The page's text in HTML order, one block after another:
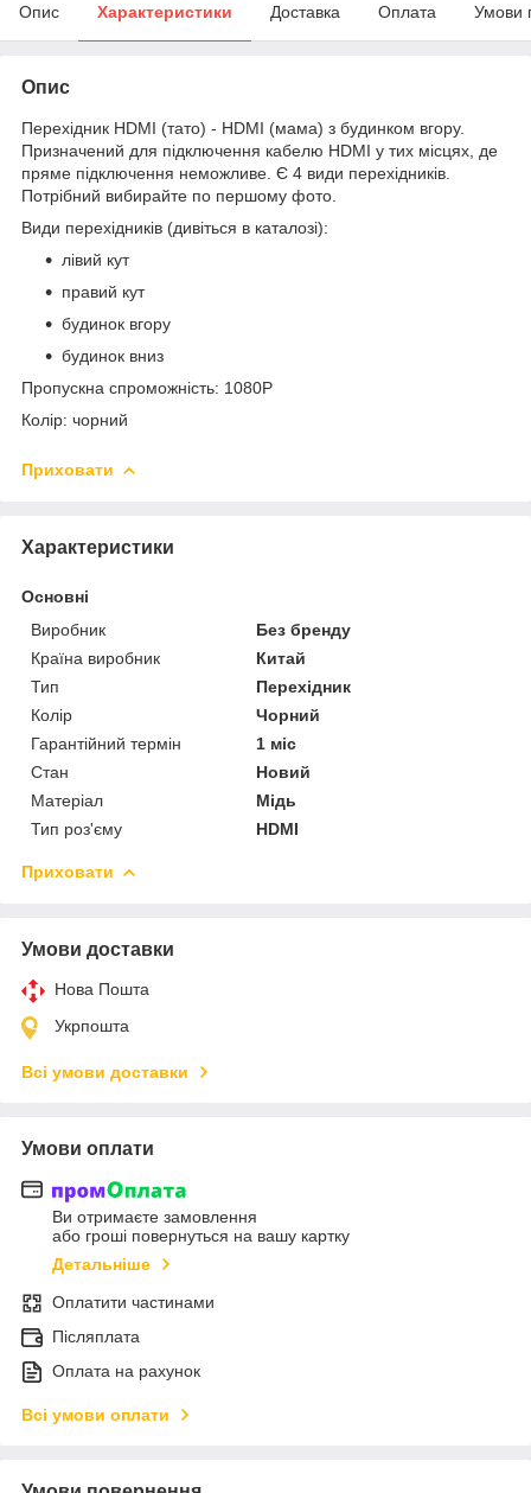
Опис Характеристики Доставка Оплата Умови
Опис
Перехідник HDMI (тато) - HDMI (мама) з будинком вгору.
Призначений для підключення кабелю HDMI у тих місцях, де
пряме підключення неможливе. Є 4 види перехідників.
Потрібний вибирайте по першому фото.
Види перехідників (дивіться в каталозі):
лівий кут
правий кут
будинок вгору
будинок вниз
Пропускна спроможність: 1080P
Колір: чорний
Приховати
Характеристики
Основні
Виробник
Без бренду
Країна виробник
Китай
Тип
Перехідник
Колір
Чорний
Гарантійний термін
1 міс
Стан
Новий
Матеріал
Мідь
Тип роз'єму
HDMI
Приховати
Умови доставки
Нова Пошта
Укрпошта
Всі умови доставки
Умови оплати
Ви отримаєте замовлення
або гроші повернуться на вашу картку
Детальніше
Оплатити частинами
Післяплата
Оплата на рахунок
Всі умови оплати